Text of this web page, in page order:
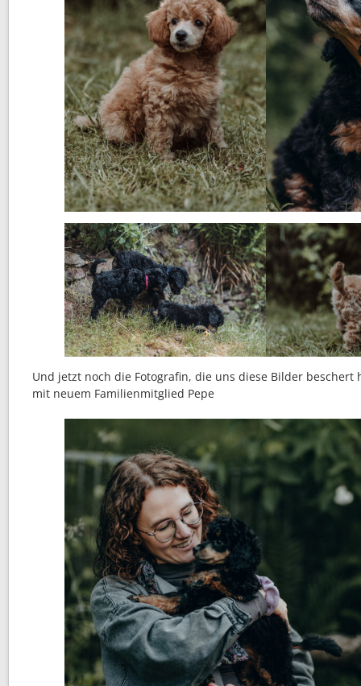
Und jetzt noch die Fotografin, die uns diese Bilder beschert
mit neuem Familienmitglied Pepe